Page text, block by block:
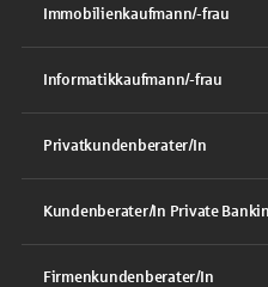
Immobilienkaufmann/-frau
Informatikkaufmann/-frau
Privatkundenberater/In
Kundenberater/In Private
Firmenkundenberater/In